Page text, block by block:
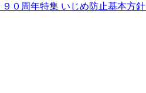
９０周年特集 いじめ防止基本方針